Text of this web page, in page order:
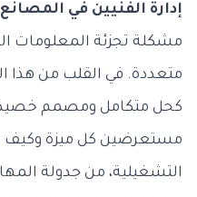
إدارة الفنيين في
مشكلة تجزئة المعلومات
متعددة. في القلب من هذا
كحل متكامل ومصمم
مستعرضين كل ميزة وكيف
التشغيلية، من جدولة